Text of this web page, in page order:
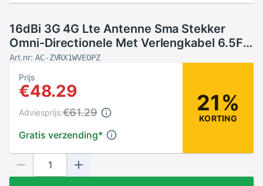
16dBi 3G 4G Lte Antenne Sma Stekker
Omni-Directionele Met Verlengkabel 6.5Ft
Voor At & T Verizon T-Mobile Router
Signaal Boost
Art.nr: AC-ZVRX1WVEOPZ
Prijs
€48.29
Gratis verzending*
Adviesprijs:€61.29 21%
KORTING